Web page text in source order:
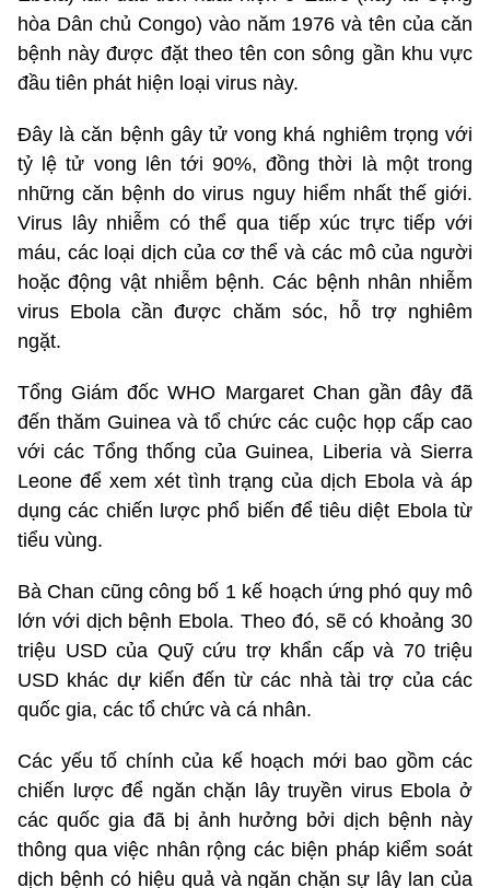
hòa Dân chủ Congo) vào năm 1976 và tên của căn
bệnh này được đặt theo tên con sông gần khu vực
đầu tiên phát hiện loại virus này.
Đây là căn bệnh gây tử vong khá nghiêm trọng với
tỷ lệ tử vong lên tới 90%, đồng thời là một trong
những căn bệnh do virus nguy hiểm nhất thế giới.
Virus lây nhiễm có thể qua tiếp xúc trực tiếp với
máu, các loại dịch của cơ thể và các mô của người
hoặc động vật nhiễm bệnh. Các bệnh nhân nhiễm
virus Ebola cần được chăm sóc, hỗ trợ nghiêm
ngặt.
Tổng Giám đốc WHO Margaret Chan gần đây đã
đến thăm Guinea và tổ chức các cuộc họp cấp cao
với các Tổng thống của Guinea, Liberia và Sierra
Leone để xem xét tình trạng của dịch Ebola và áp
dụng các chiến lược phổ biến để tiêu diệt Ebola từ
tiểu vùng.
Bà Chan cũng công bố 1 kế hoạch ứng phó quy mô
lớn với dịch bệnh Ebola. Theo đó, sẽ có khoảng 30
triệu USD của Quỹ cứu trợ khẩn cấp và 70 triệu
USD khác dự kiến đến từ các nhà tài trợ của các
quốc gia, các tổ chức và cá nhân.
Các yếu tố chính của kế hoạch mới bao gồm các
chiến lược để ngăn chặn lây truyền virus Ebola ở
các quốc gia đã bị ảnh hưởng bởi dịch bệnh này
thông qua việc nhân rộng các biện pháp kiểm soát
dịch bệnh có hiệu quả và ngăn chặn sự lây lan của